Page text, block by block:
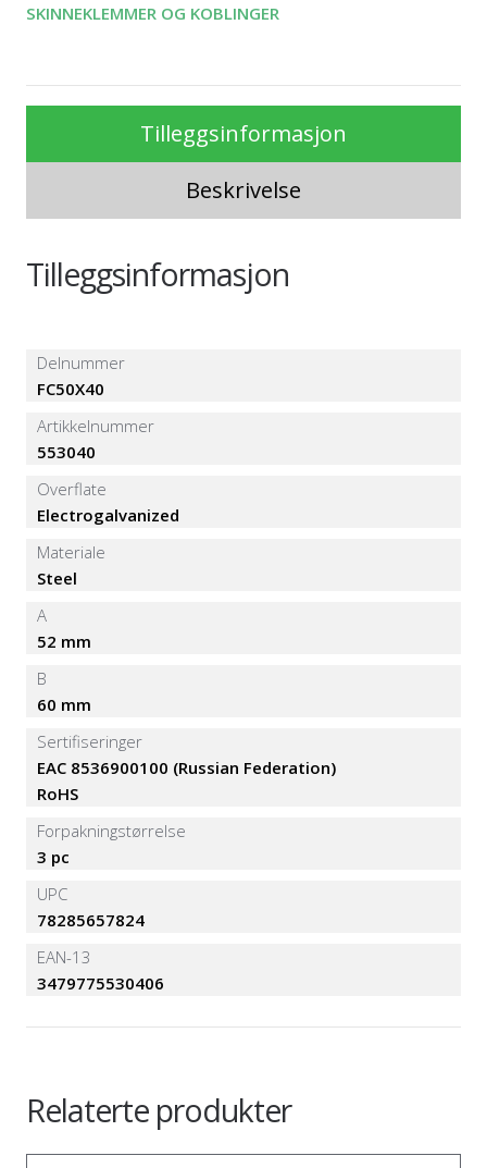
SKINNEKLEMMER OG KOBLINGER
Tilleggsinformasjon
Beskrivelse
Tilleggsinformasjon
Delnummer
FC50X40
Artikkelnummer
553040
Overflate
Electrogalvanized
Materiale
Steel
A
52 mm
B
60 mm
Sertifiseringer
EAC 8536900100 (Russian Federation)
RoHS
Forpakningstørrelse
3 pc
UPC
78285657824
EAN-13
3479775530406
Relaterte produkter